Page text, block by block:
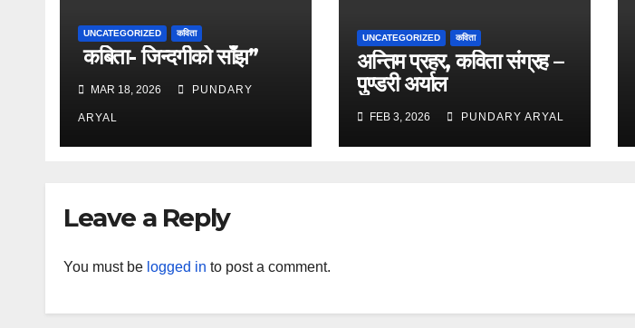
UNCATEGORIZED कविता
कबिता- जिन्दगीको साँझ”
MAR 18, 2026 PUNDARY
ARYAL
UNCATEGORIZED कविता
अन्तिम प्रहर, कविता संग्रह –
पुण्डरी अर्याल
FEB 3, 2026 PUNDARY ARYAL
Leave a Reply
You must be logged in to post a comment.